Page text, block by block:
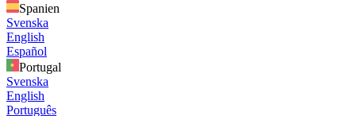
Spanien
Svenska
English
Español
Portugal
Svenska
English
Português